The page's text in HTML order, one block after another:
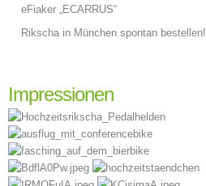
eFiaker „ECARRUS“
Rikscha in München spontan bestellen!
Impressionen